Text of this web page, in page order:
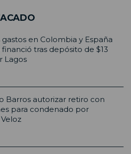
en Colombia y España
tras depósito de $13
Lagos
Barros autorizar retiro con
para condenado por